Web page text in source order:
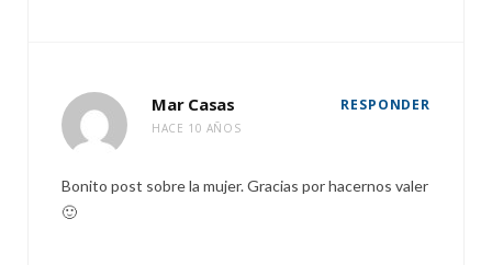
Mar Casas
HACE 10 AÑOS
RESPONDER
Bonito post sobre la mujer. Gracias por hacernos valer
🙂